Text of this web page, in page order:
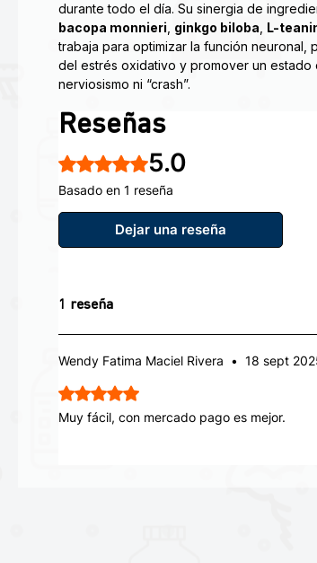
durante todo el día. Su sinergia de
bacopa monnieri ginkgo biloba L-
trabaja para optimizar la función neuronal,
del estrés oxidativo y promover un estado
nerviosismo ni “crash”.
Optimizador Cerebral que cambiará el
extremadamente fuerte y duradera le
la fatiga física y mental. Una excelente
activas, así como expuestas a un mayor
Mejora la función cerebral
Ideal durante períodos de mayor
Perfecto para cualquier tipo de
Facilita la adquisición de conocimiento y
Reseñas
Obtuvo 5 de 5 estrellas.
5.0
Basado en 1 reseña
Dejar una reseña
1 reseña
Wendy Fatima Maciel Rivera • 18 sept
Obtuvo 5 de 5 estrellas.
Muy fácil, con mercado pago es mejor.